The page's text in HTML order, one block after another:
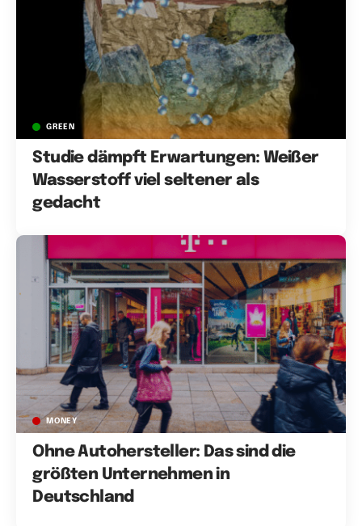
GREEN
Studie dämpft Erwartungen: Weißer
Wasserstoff viel seltener als
gedacht
MONEY
Ohne Autohersteller: Das sind die
größten Unternehmen in
Deutschland